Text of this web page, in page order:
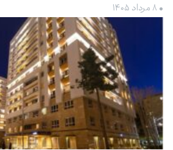
• ۸ مرداد ۱۴۰۵